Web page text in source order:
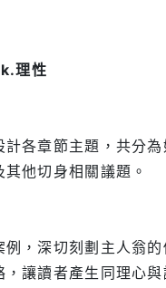
理性
各章節主題，共分
他切身相關議題。
，深切刻劃主人翁
讓讀者產生同理心